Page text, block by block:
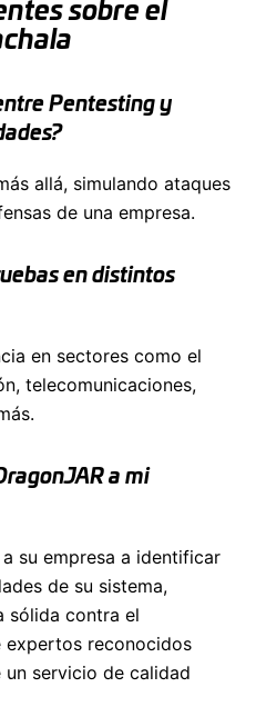
sobre el
Pentesting y
allá, simulando ataques
de una empresa.
en distintos
en sectores como el
telecomunicaciones,
a mi
su empresa a identificar
de su sistema,
sólida contra el
expertos reconocidos
servicio de calidad